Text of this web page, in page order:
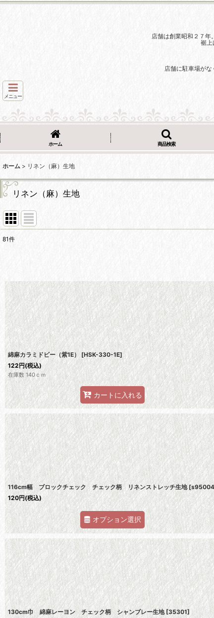
店舗は創業昭和２７年
裾上
店舗に駐車場が
メニュー
ホーム 商品検索
ホーム > リネン（麻）生地
リネン（麻）生地
並び順 :
81件
綿麻カラミドビー（紫1E） [HSK-330-1E]
122円(税込)
在庫数 140ｃｍ
カートに入れる
116cm幅 ブロックチェック チェック柄 リネンストレッチ生地 [s95004
120円(税込)
オプション選択
130cm巾 綿麻レーヨン チェック柄 シャンブレー生地 [35301]